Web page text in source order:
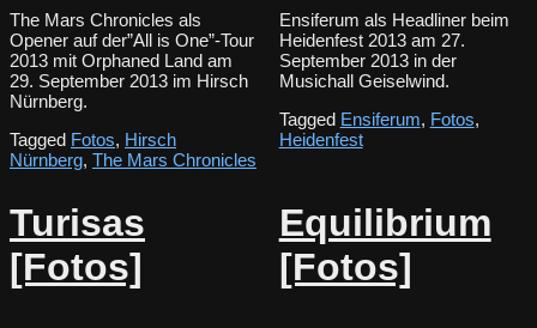
The Mars Chronicles als
Opener auf der”All is One”-Tour
2013 mit Orphaned Land am
29. September 2013 im Hirsch
Nürnberg.
Tagged Fotos, Hirsch
Nürnberg, The Mars Chronicles
Ensiferum als Headliner beim
Heidenfest 2013 am 27.
September 2013 in der
Musichall Geiselwind.
Tagged Ensiferum, Fotos,
Heidenfest
Turisas
[Fotos]
Equilibrium
[Fotos]